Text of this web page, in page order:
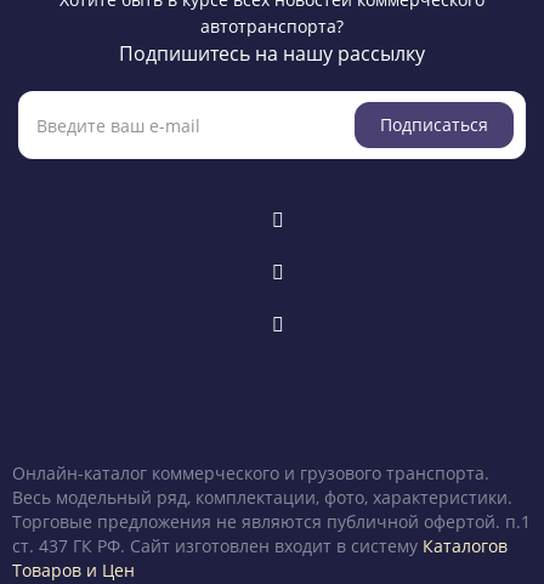
автотранспорта?
Подпишитесь на нашу рассылку
Подписаться
Онлайн-каталог коммерческого и грузового транспорта.
Весь модельный ряд, комплектации, фото, характеристики.
Торговые предложения не являются публичной офертой. п.1
ст. 437 ГК РФ. Сайт изготовлен входит в систему Каталогов
Товаров и Цен